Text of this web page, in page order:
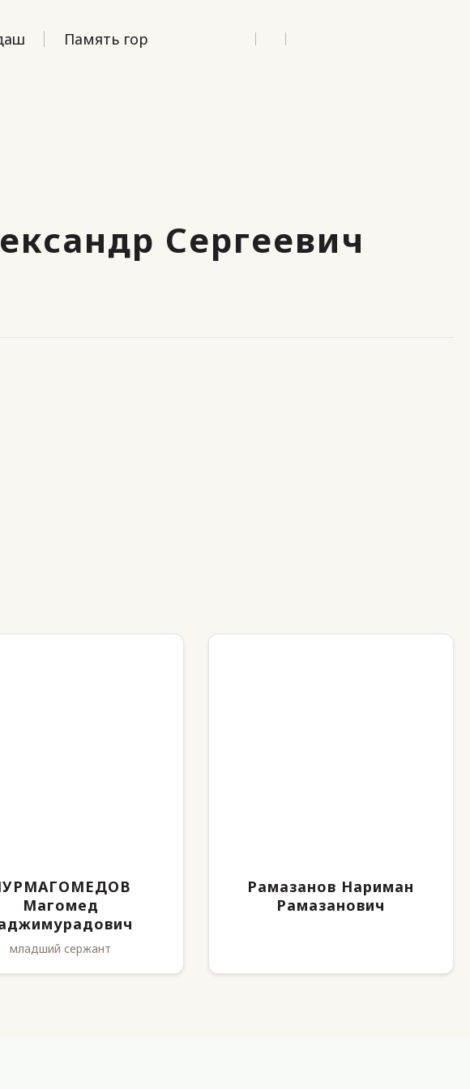
Память гор
Сергеевич
Магомед
младший сержант
Рамазанов Нариман
Рамазанович